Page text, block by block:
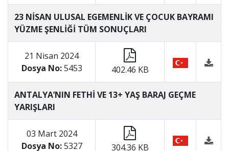
23 NİSAN ULUSAL EGEMENLİK VE ÇOCUK BAYRAMI
YÜZME ŞENLİĞİ TÜM SONUÇLARI
21 Nisan 2024
Dosya No:5453 402.46 KB
ANTALYA’NIN FETHİ VE 13+ YAŞ BARAJ GEÇME
YARIŞLARI
03 Mart 2024
Dosya No:5327 304.36 KB